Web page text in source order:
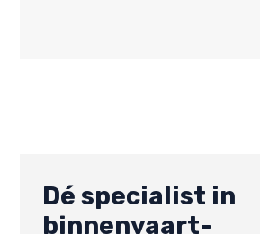
Dé specialist in
binnenvaart-